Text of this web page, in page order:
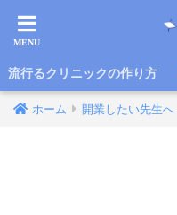
流行るクリニックの作り方
ホーム 開業したい先生へ